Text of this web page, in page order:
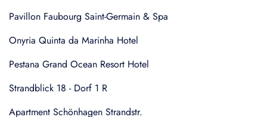
Pavillon Faubourg Saint-Germain & Spa
Onyria Quinta da Marinha Hotel
Pestana Grand Ocean Resort Hotel
Strandblick 18 - Dorf 1 R
Apartment Schönhagen Strandstr.